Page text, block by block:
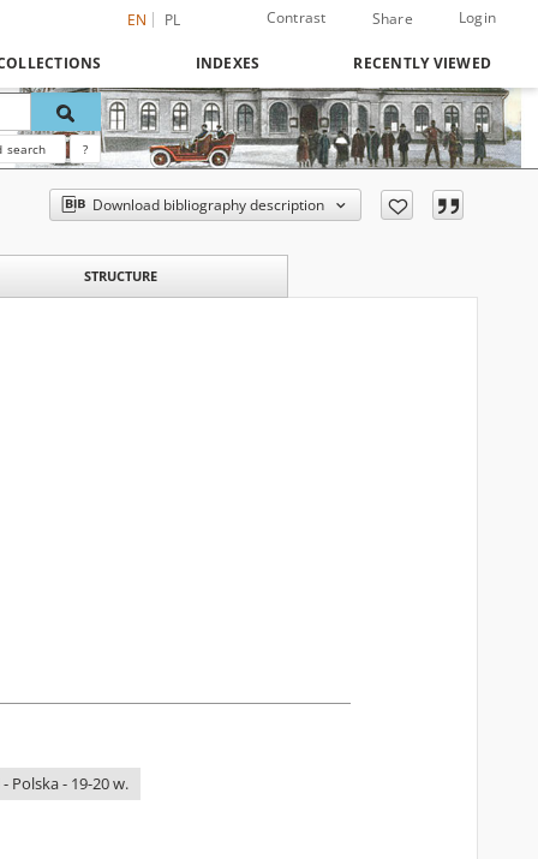
EN PL Contrast Share Login
INDEXES RECENTLY VIEWED
search ?
Download bibliography description
STRUCTURE
Polska - 19-20 w.